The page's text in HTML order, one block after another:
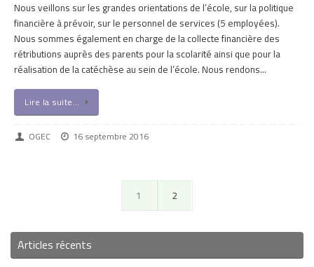
Nous veillons sur les grandes orientations de l’école, sur la politique
financière à prévoir, sur le personnel de services (5 employées).
Nous sommes également en charge de la collecte financière des
rétributions auprès des parents pour la scolarité ainsi que pour la
réalisation de la catéchèse au sein de l’école. Nous rendons…
Lire la suite…
OGEC 16 septembre 2016
1 2
Articles récents